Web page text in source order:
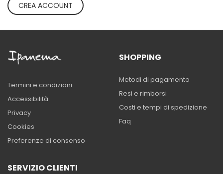
CREA ACCOUNT
Termini e condizioni
Accessibilità
Privacy
Cookies
Preferenze di consenso
SHOPPING
Metodi di pagamento
Resi e rimborsi
Costi e tempi di spedizione
Faq
SERVIZIO CLIENTI